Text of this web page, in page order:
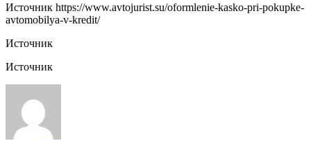
Источник https://www.avtojurist.su/oformlenie-kasko-pri-pokupke-
avtomobilya-v-kredit/
Источник
Источник